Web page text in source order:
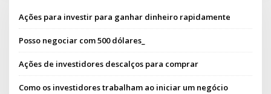
Ações para investir para ganhar dinheiro rapidamente
Posso negociar com 500 dólares_
Ações de investidores descalços para comprar
Como os investidores trabalham ao iniciar um negócio